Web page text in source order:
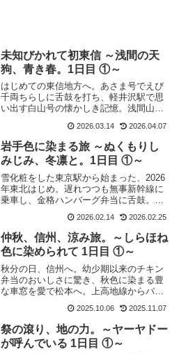
未知びかれて初東信 ～浅間の天
狗、青き春。1日目 ①～
はじめての東信地方へ。あさま号でえび
千両ちらしに舌鼓を打ち、軽井沢駅で思
い出す白山号の懐かしき記憶。浅間山の
2026.03.14 2026.04.07
岩手色に染まる旅 ～ぬくもりし
みじみ、冬凛と。1日目 ①～
雪化粧をした東京駅から始まった、2026
年東北はじめ。遅れつつも無事新幹線に
乗車し、金格ハンバーグ弁当に舌鼓。久
を目で追うのでした。2026.02.14 2026.02.25
仲秋、信州、涼み旅。～しらほね
色に染められて 1日目 ①～
秋分の日、信州へ。幼少期以来のチキン
弁当のおいしさに驚き、秋色に染まる豊
な車窓を愛で松本へ。上高地線からバス
2025.10.06 2025.11.07
祭の滾り、地の力。～ヤーヤドー
が呼んでいる 1日目 ①～